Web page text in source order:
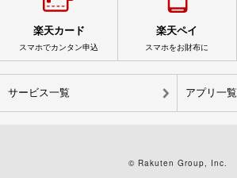
楽天カード
スマホでカンタン申込
楽天ペイ
スマホをお財布に
サービス一覧 アプリ一覧
© Rakuten Group, Inc.